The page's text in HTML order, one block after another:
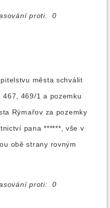
proti: 0
města schválit
469/1 a pozemku
Rýmařov za pozemky
pana ******, vše v
obě strany rovným
proti: 0